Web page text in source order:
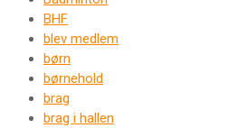
BHF
blev medlem
børn
børnehold
brag
brag i hallen